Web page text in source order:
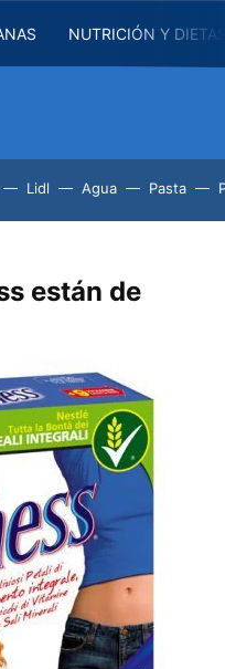
NUTRICIÓN Y
Lidl Agua Pasta
están de